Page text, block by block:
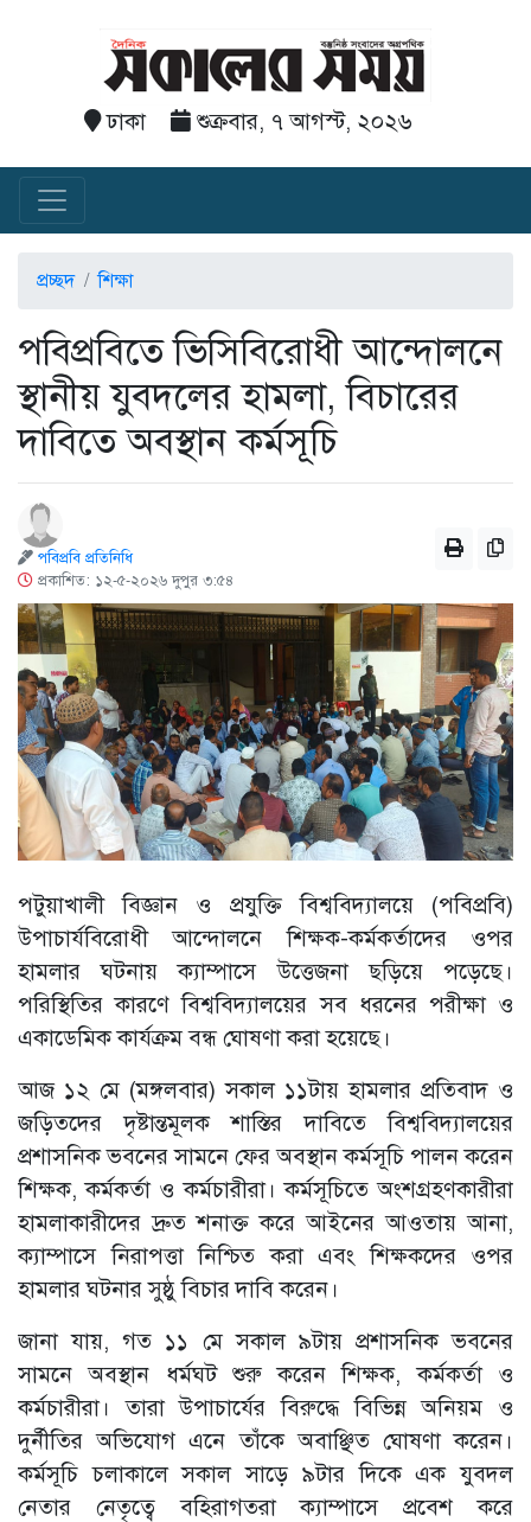
ঢাকা শুক্রবার, ৭ আগস্ট, ২০২৬
প্রচ্ছদ শিক্ষা
পবিপ্রবিতে ভিসিবিরোধী আন্দোলনে
স্থানীয় যুবদলের হামলা, বিচারের
দাবিতে অবস্থান কর্মসূচি
পবিপ্রবি প্রতিনিধি
প্রকাশিত: ১২-৫-২০২৬ দুপুর ৩:৫৪
পটুয়াখালী বিজ্ঞান ও প্রযুক্তি বিশ্ববিদ্যালয়ে (পবিপ্রবি)
উপাচার্যবিরোধী আন্দোলনে শিক্ষক-কর্মকর্তাদের ওপর
হামলার ঘটনায় ক্যাম্পাসে উত্তেজনা ছড়িয়ে পড়েছে।
পরিস্থিতির কারণে বিশ্ববিদ্যালয়ের সব ধরনের পরীক্ষা ও
একাডেমিক কার্যক্রম বন্ধ ঘোষণা করা হয়েছে।
আজ ১২ মে (মঙ্গলবার) সকাল ১১টায় হামলার প্রতিবাদ ও
জড়িতদের দৃষ্টান্তমূলক শাস্তির দাবিতে বিশ্ববিদ্যালয়ের
প্রশাসনিক ভবনের সামনে ফের অবস্থান কর্মসূচি পালন করেন
শিক্ষক, কর্মকর্তা ও কর্মচারীরা। কর্মসূচিতে অংশগ্রহণকারীরা
হামলাকারীদের দ্রুত শনাক্ত করে আইনের আওতায় আনা,
ক্যাম্পাসে নিরাপত্তা নিশ্চিত করা এবং শিক্ষকদের ওপর
হামলার ঘটনার সুষ্ঠু বিচার দাবি করেন।
জানা যায়, গত ১১ মে সকাল ৯টায় প্রশাসনিক ভবনের
সামনে অবস্থান ধর্মঘট শুরু করেন শিক্ষক, কর্মকর্তা ও
কর্মচারীরা। তারা উপাচার্যের বিরুদ্ধে বিভিন্ন অনিয়ম ও
দুর্নীতির অভিযোগ এনে তাঁকে অবাঞ্ছিত ঘোষণা করেন।
কর্মসূচি চলাকালে সকাল সাড়ে ৯টার দিকে এক যুবদল
নেতার নেতৃত্বে বহিরাগতরা ক্যাম্পাসে প্রবেশ করে